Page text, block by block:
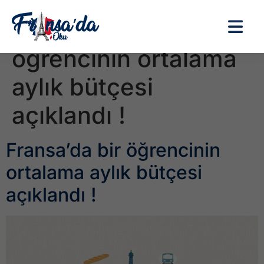
Etiket:Fransa’da bir
öğrencinin ortalama
aylık bütçesi
açıklandı !
Fransa’da bir öğrencinin
ortalama aylık bütçesi
açıklandı !